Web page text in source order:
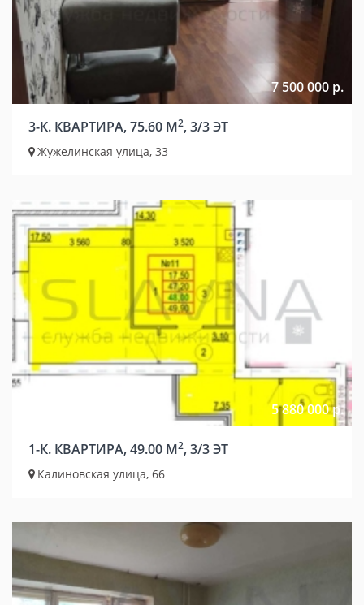
7 500 000 р.
3-К. КВАРТИРА, 75.60 М2, 3/3 ЭТ
Жужелинская улица, 33
5 880 000 р.
1-К. КВАРТИРА, 49.00 М2, 3/3 ЭТ
Калиновская улица, 66